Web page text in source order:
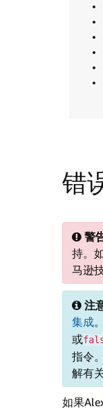
错
警
持。
马逊
注
集成
或
指令
解有
如果